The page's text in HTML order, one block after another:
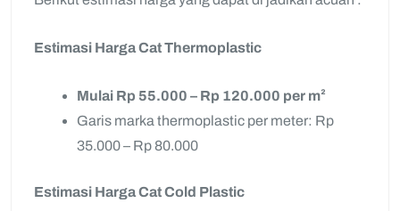
Estimasi Harga Cat Thermoplastic
Mulai Rp 55.000 – Rp 120.000 per m²
Garis marka thermoplastic per meter: Rp
35.000 – Rp 80.000
Estimasi Harga Cat Cold Plastic